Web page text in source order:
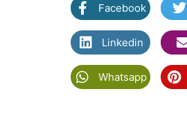
Facebook
Linkedin
Whatsapp